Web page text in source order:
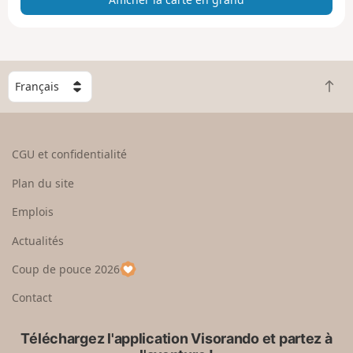
e
g
n
C
h
o
e
u
p
a
R
e
CGU et confidentialité
Plan du site
Emplois
Actualités
Coup de pouce 2026
Contact
Téléchargez l'application Visorando et partez à